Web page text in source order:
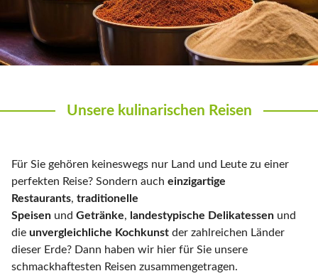
Unsere kulinarischen Reisen
Für Sie gehören keineswegs nur Land und Leute zu einer
perfekten Reise? Sondern auch einzigartige
Restaurants, traditionelle
Speisen und Getränke, landestypische Delikatessen und
die unvergleichliche Kochkunst der zahlreichen Länder
dieser Erde? Dann haben wir hier für Sie unsere
schmackhaftesten Reisen zusammengetragen.